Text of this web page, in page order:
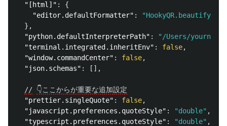
"[html]" :
{
"editor.defaultFormatter" :
"HookyQR.beautify"
},
"python.defaultInterpreterPath" :
"/Users/
"terminal.integrated.inheritEnv" : false,
"window.commandCenter" : false,
"json.schemas" : [],
// 👇ここからが重要な追加設定
"prettier.singleQuote" : false,
"javascript.preferences.quoteStyle" : "double" ,
"typescript.preferences.quoteStyle" : "double" ,